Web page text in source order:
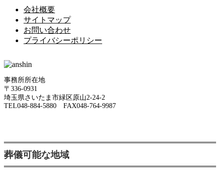
会社概要
サイトマップ
お問い合わせ
プライバシーポリシー
事務所所在地
〒336-0931
埼玉県さいたま市緑区原山2-24-2
TEL048-884-5880 FAX048-764-9987
葬儀可能な地域